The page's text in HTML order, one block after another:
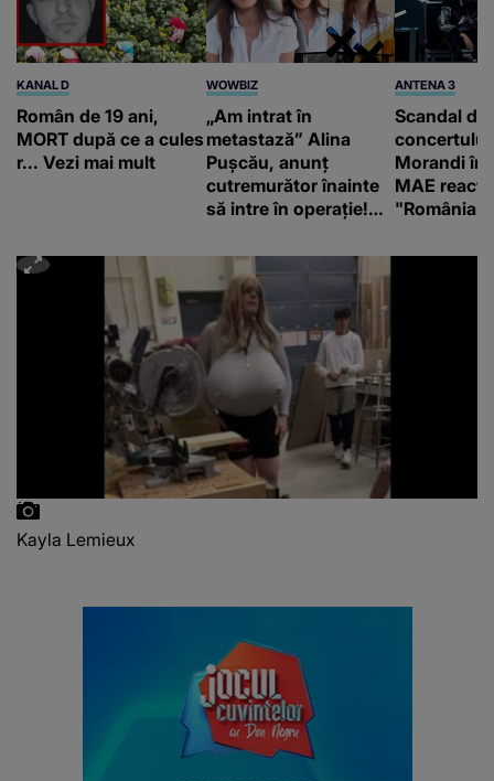
KANAL D
Român de 19 ani,
MORT după ce a cules
r... Vezi mai mult
WOWBIZ
„Am intrat în
metastază” Alina
Pușcău, anunț
cutremurător înainte
să intre în operație!
mesaj emoționant
fanilor
ANTENA 3
Scandal
Morandi în
MAE
"România
a Georgiei"
Kayla Lemieux